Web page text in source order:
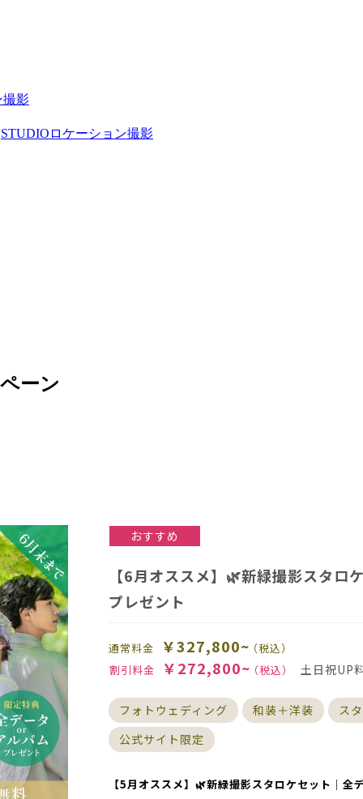
撮影
STUDIO ロケーション撮影
ーン
おすすめ
【6月オススメ】🌿新緑撮影スタ
プレゼント
通常料金 ￥327,800~（税込）
割引料金
￥272,800~（税込） 土日祝UP
フォトウェディング 和装＋洋装
ス
公式サイト限定
【5月オススメ】🌿新緑撮影スタロケセット｜全